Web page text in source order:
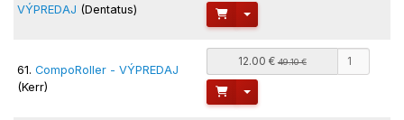
VÝPREDAJ (Dentatus) Toggle Dropdown
61. CompoRoller - VÝPREDAJ
(Kerr)
12.00 €49.10 €
Toggle Dropdown